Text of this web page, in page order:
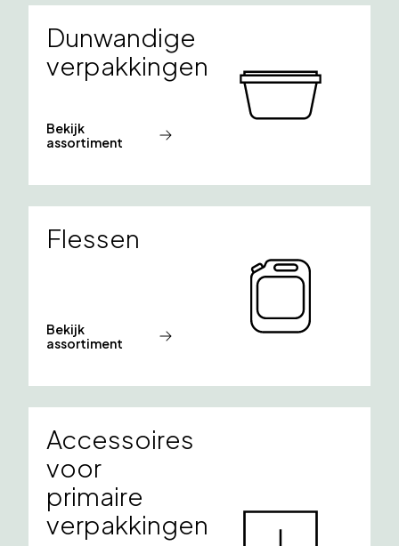
Dunwandige
verpakkingen
Bekijk
assortiment
Flessen
Bekijk
assortiment
Accessoires
voor
primaire
verpakkingen